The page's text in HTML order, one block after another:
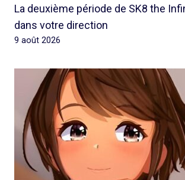
La deuxième période de SK8 the
dans votre direction
9 août 2026